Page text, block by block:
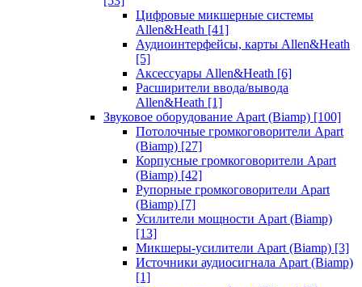
Цифровые микшерные системы
Allen&Heath [41]
Аудиоинтерфейсы, карты Allen&Heath
[5]
Аксессуары Allen&Heath [6]
Расширители ввода/вывода
Allen&Heath [1]
Звуковое оборудование Apart (Biamp) [100]
Потолочные громкоговорители Apart
(Biamp) [27]
Корпусные громкоговорители Apart
(Biamp) [42]
Рупорные громкоговорители Apart
(Biamp) [7]
Усилители мощности Apart (Biamp)
[13]
Микшеры-усилители Apart (Biamp) [3]
Источники аудиосигнала Apart (Biamp)
[1]